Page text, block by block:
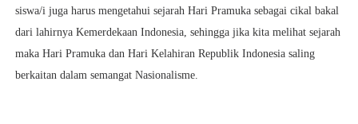
siswa/i juga harus mengetahui sejarah Hari Pramuka sebagai cikal bakal
dari lahirnya Kemerdekaan Indonesia, sehingga jika kita melihat sejarah
maka Hari Pramuka dan Hari Kelahiran Republik Indonesia saling
berkaitan dalam semangat Nasionalisme.